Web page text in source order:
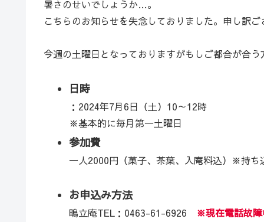
暑さのせいでしょうか…。
こちらのお知らせを失念しておりました。申し訳
今週の土曜日となっておりますがもしご都合が合
日時
：2024年7月6日（土）10～12時
※基本的に毎月第一土曜日
参加費
一人2000円（菓子、茶葉、入庵料込）※持ち
お申込み方法
鴫立庵TEL：0463-61-6926 ※現在電話故